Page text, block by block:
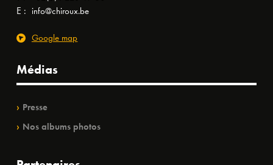
E : info@chiroux.be
Google map
Médias
Presse
Nos albums photos